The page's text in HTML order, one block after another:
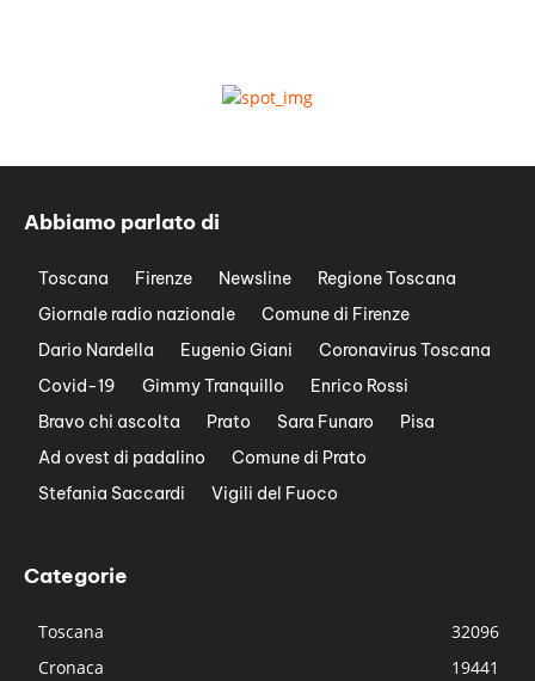
Abbiamo parlato di
Toscana Firenze Newsline
Regione Toscana
Giornale radio nazionale
Comune di Firenze
Dario Nardella
Eugenio Giani
Coronavirus Toscana
Covid-19
Gimmy Tranquillo
Enrico Rossi
Bravo chi ascolta
Prato Sara Funaro
Pisa
Ad ovest di padalino
Comune di Prato
Stefania Saccardi
Vigili del Fuoco
Categorie
Toscana
32096
Cronaca
19441